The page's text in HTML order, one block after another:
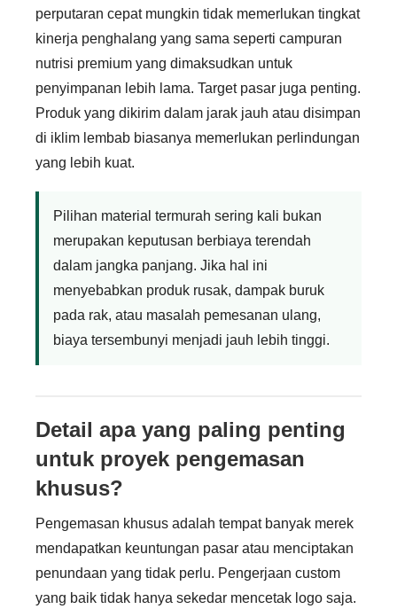
perputaran cepat mungkin tidak memerlukan tingkat
kinerja penghalang yang sama seperti campuran
nutrisi premium yang dimaksudkan untuk
penyimpanan lebih lama. Target pasar juga penting.
Produk yang dikirim dalam jarak jauh atau disimpan
di iklim lembab biasanya memerlukan perlindungan
yang lebih kuat.
Pilihan material termurah sering kali bukan
merupakan keputusan berbiaya terendah
dalam jangka panjang. Jika hal ini
menyebabkan produk rusak, dampak buruk
pada rak, atau masalah pemesanan ulang,
biaya tersembunyi menjadi jauh lebih tinggi.
Detail apa yang paling penting
untuk proyek pengemasan
khusus?
Pengemasan khusus adalah tempat banyak merek
mendapatkan keuntungan pasar atau menciptakan
penundaan yang tidak perlu. Pengerjaan custom
yang baik tidak hanya sekedar mencetak logo saja.